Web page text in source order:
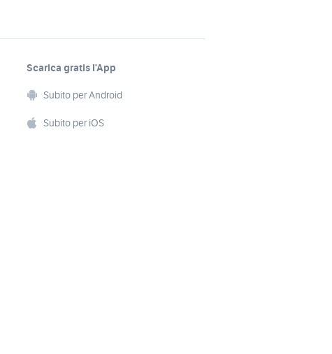
Scarica gratis l’App
Subito per Android
Subito per iOS